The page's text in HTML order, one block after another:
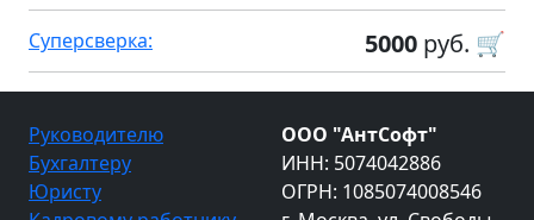
5000 руб. 🛒
Суперсверка:
Руководителю
Бухгалтеру
Юристу
ООО "АнтСофт"
ИНН: 5074042886
ОГРН: 1085074008546